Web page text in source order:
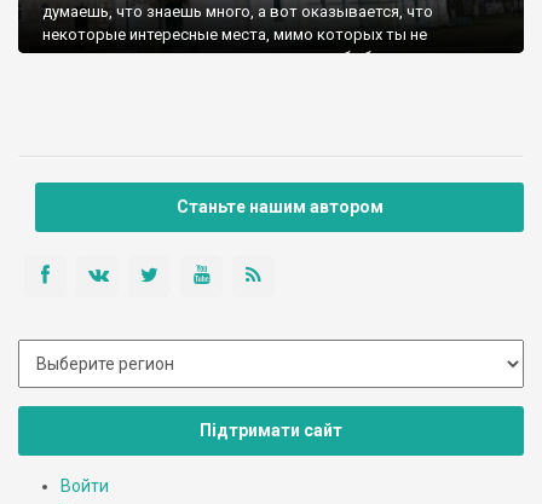
думаешь, что знаешь много, а вот оказывается, что
некоторые интересные места, мимо которых ты не
однократно проезжал, остаются для тебя белым пятно
Станьте нашим автором
Підтримати сайт
Войти